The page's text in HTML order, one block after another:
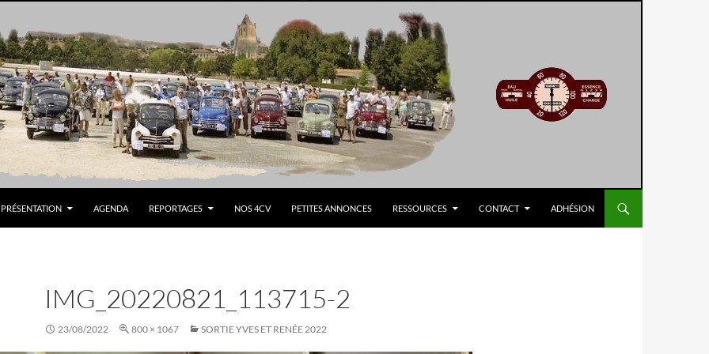
PRÉSENTATION AGENDA REPORTAGES NOS 4CV PETITES ANNONCES RESSOURCES CONTACT ADHÉSION
IMG_20220821_113715-2
23/08/2022 800 × 1067 SORTIE YVES ET RENÉE 2022